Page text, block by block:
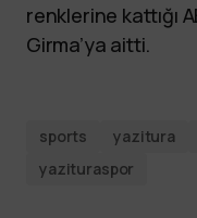
renklerine kattığı
Girma’ya aitti.
sports yazitura
yazituraspor